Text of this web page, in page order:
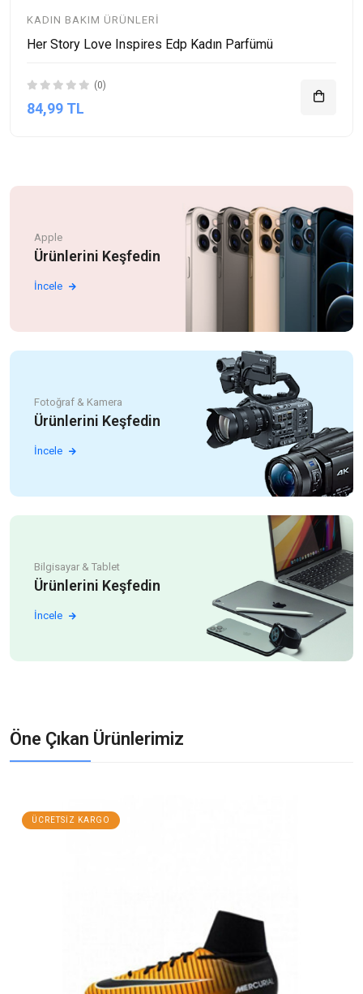
KADIN BAKIM ÜRÜNLERI
Her Story Love Inspires Edp Kadın Parfümü
(0)
84,99 TL
Apple
Ürünlerini Keşfedin
İncele
Fotoğraf & Kamera
Ürünlerini Keşfedin
İncele
Bilgisayar & Tablet
Ürünlerini Keşfedin
İncele
Öne Çıkan Ürünlerimiz
ÜCRETSIZ KARGO